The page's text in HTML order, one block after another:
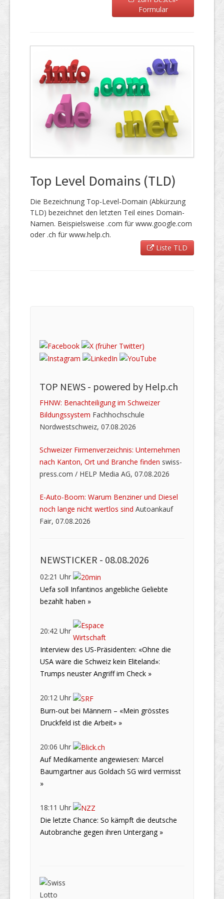
Formular
Top Level Domains (TLD)
Die Bezeichnung Top-Level-Domain (Abkürzung
TLD) bezeichnet den letzten Teil eines Domain-
Namen. Beispielsweise .com für www.google.com
oder .ch für www.help.ch.
Liste TLD
TOP NEWS - powered by Help.ch
FHNW: Benachteiligung im Schweizer
Bildungssystem Fachhochschule
Nordwestschweiz, 07.08.2026
Schweizer Firmenverzeichnis: Unternehmen
nach Kanton, Ort und Branche finden swiss-
press.com / HELP Media AG, 07.08.2026
E-Auto-Boom: Warum Benziner und Diesel
noch lange nicht wertlos sind Autoankauf
Fair, 07.08.2026
NEWSTICKER - 08.08.2026
02:21 Uhr
Uefa soll Infantinos angebliche Geliebte
bezahlt haben »
20:42 Uhr
Interview des US-Präsidenten: «Ohne die
USA wäre die Schweiz kein Eliteland»:
Trumps neuster Angriff im Check »
20:12 Uhr
Burn-out bei Männern – «Mein grösstes
Druckfeld ist die Arbeit» »
20:06 Uhr
Auf Medikamente angewiesen: Marcel
Baumgartner aus Goldach SG wird vermisst
»
18:11 Uhr
Die letzte Chance: So kämpft die deutsche
Autobranche gegen ihren Untergang »